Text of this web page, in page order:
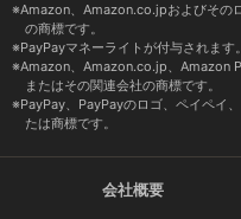
Amazon、Amazon.co.jpおよびその
の商標です。
PayPayマネーライトが付与されます
Amazon、Amazon.co.jp、Amazon
またはその関連会社の商標です。
PayPay、PayPayのロゴ、ペイペイ
たは商標です。
会社概要